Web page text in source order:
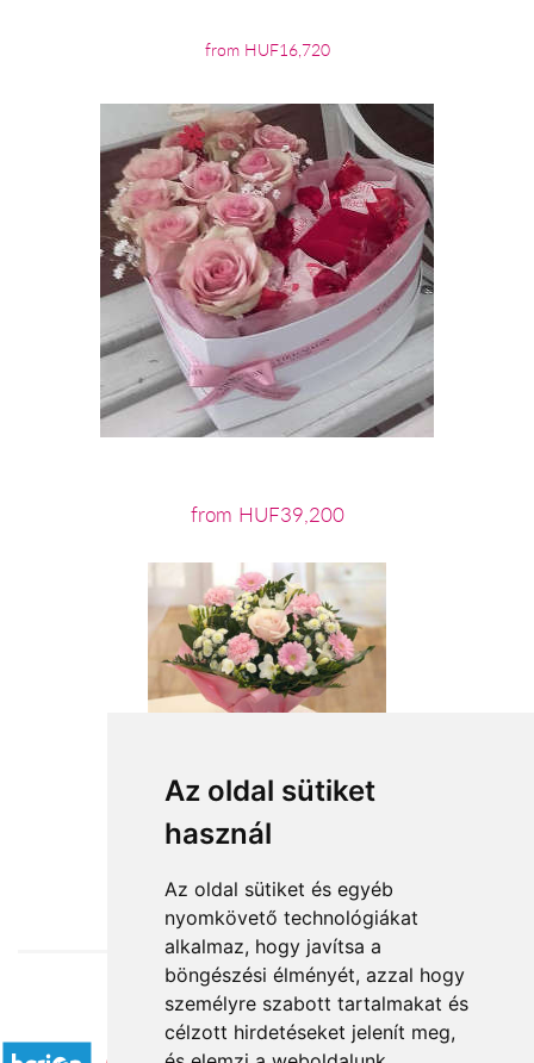
Az oldal sütiket
használ
Az oldal sütiket és egyéb
nyomkövető technológiákat
alkalmaz, hogy javítsa a
böngészési élményét, azzal hogy
személyre szabott tartalmakat és
célzott hirdetéseket jelenít meg,
from HUF16,720
from HUF39,200
Accepted payment methods